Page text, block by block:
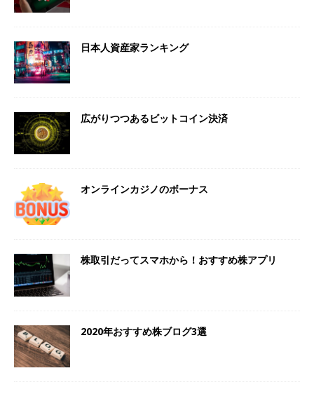
日本人資産家ランキング
広がりつつあるビットコイン決済
オンラインカジノのボーナス
株取引だってスマホから！おすすめ株アプリ
2020年おすすめ株ブログ3選